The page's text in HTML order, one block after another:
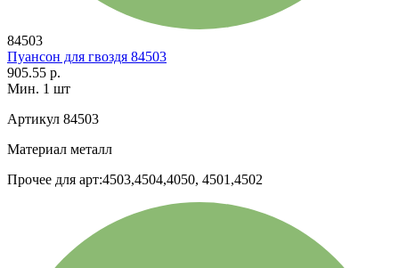
84503
Пуансон для гвоздя 84503
905.55 р.
Мин. 1 шт
Артикул 84503
Материал металл
Прочее для арт:4503,4504,4050, 4501,4502